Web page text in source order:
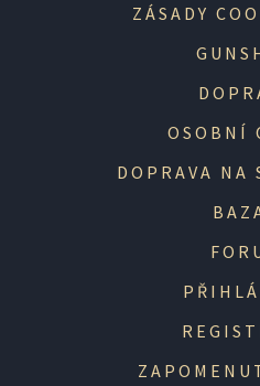
ZÁSADY
OSOBNÍ
DOPRAVA NA